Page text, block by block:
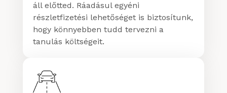
áll előtted. Ráadásul egyéni
részletfizetési lehetőséget is biztosítunk,
hogy könnyebben tudd tervezni a
tanulás költségeit.